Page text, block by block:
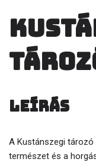
Leírás
A Kustánszegi
természet és a